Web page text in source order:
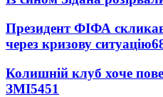
Президент ФІФА
через кризову ситуацію
Колишній клуб хоче
ЗМІ5451